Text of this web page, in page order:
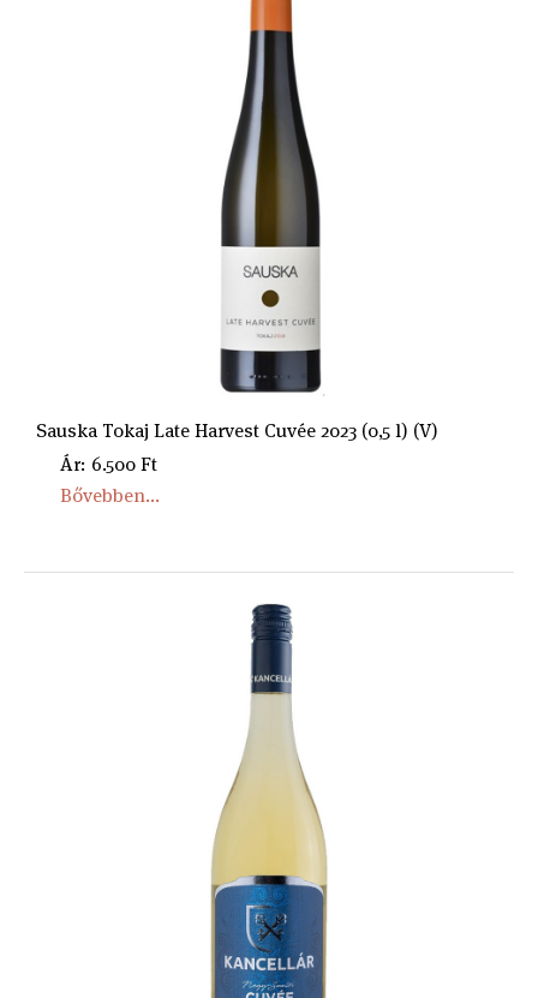
Sauska Tokaj Late Harvest Cuvée 2023 (0,5 l) (V)
Ár: 6.500 Ft
Bővebben...